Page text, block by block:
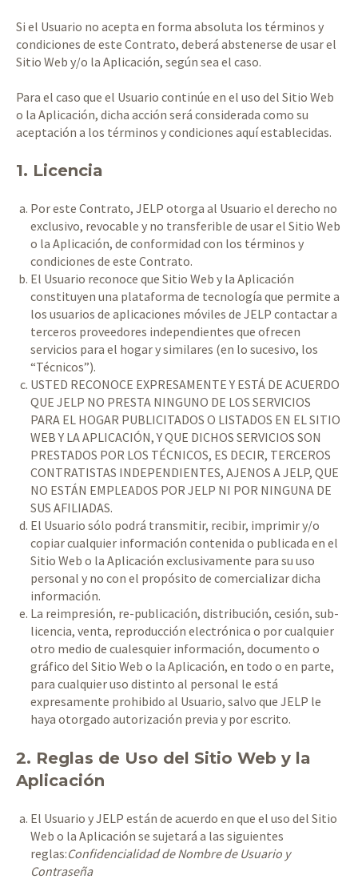
Si el Usuario no acepta en forma absoluta los términos y
condiciones de este Contrato, deberá abstenerse de usar el
Sitio Web y/o la Aplicación, según sea el caso.
Para el caso que el Usuario continúe en el uso del Sitio Web
o la Aplicación, dicha acción será considerada como su
aceptación a los términos y condiciones aquí establecidas.
1. Licencia
Por este Contrato, JELP otorga al Usuario el derecho no
exclusivo, revocable y no transferible de usar el Sitio Web
o la Aplicación, de conformidad con los términos y
condiciones de este Contrato.
El Usuario reconoce que Sitio Web y la Aplicación
constituyen una plataforma de tecnología que permite a
los usuarios de aplicaciones móviles de JELP contactar a
terceros proveedores independientes que ofrecen
servicios para el hogar y similares (en lo sucesivo, los
“Técnicos”).
USTED RECONOCE EXPRESAMENTE Y ESTÁ DE ACUERDO
QUE JELP NO PRESTA NINGUNO DE LOS SERVICIOS
PARA EL HOGAR PUBLICITADOS O LISTADOS EN EL SITIO
WEB Y LA APLICACIÓN, Y QUE DICHOS SERVICIOS SON
PRESTADOS POR LOS TÉCNICOS, ES DECIR, TERCEROS
CONTRATISTAS INDEPENDIENTES, AJENOS A JELP, QUE
NO ESTÁN EMPLEADOS POR JELP NI POR NINGUNA DE
SUS AFILIADAS.
El Usuario sólo podrá transmitir, recibir, imprimir y/o
copiar cualquier información contenida o publicada en el
Sitio Web o la Aplicación exclusivamente para su uso
personal y no con el propósito de comercializar dicha
información.
La reimpresión, re-publicación, distribución, cesión, sub-
licencia, venta, reproducción electrónica o por cualquier
otro medio de cualesquier información, documento o
gráfico del Sitio Web o la Aplicación, en todo o en parte,
para cualquier uso distinto al personal le está
expresamente prohibido al Usuario, salvo que JELP le
haya otorgado autorización previa y por escrito.
2. Reglas de Uso del Sitio Web y la
Aplicación
El Usuario y JELP están de acuerdo en que el uso del Sitio
Web o la Aplicación se sujetará a las siguientes
reglas:Confidencialidad de Nombre de Usuario y
Contraseña